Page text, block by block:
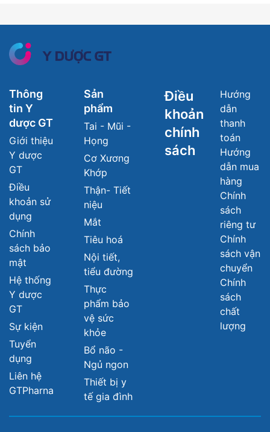
Thông
tin Y
dược GT
Giới thiệu
Y dược
GT
Điều
khoản sử
dụng
Chính
sách bảo
mật
Hệ thống
Y dược
GT
Sự kiện
Tuyển
dụng
Liên hệ
GTPharna
Sản
phẩm
Tai - Mũi -
Họng
Cơ Xương
Khớp
Thận- Tiết
niệu
Mắt
Tiêu hoá
Nội tiết,
tiểu đường
Thực
phẩm bảo
vệ sức
khỏe
Bổ não -
Ngủ ngon
Thiết bị y
tế gia đình
Điều
khoản
chính
sách
Hướng
dẫn
thanh
toán
Hướng
dẫn mua
hàng
Chính
sách
riêng tư
Chính
sách vận
chuyển
Chính
sách
chất
lượng